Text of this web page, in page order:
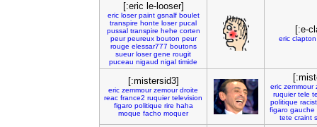
[:eric le-looser]
eric loser paint gsnalf boulet
transpire honte loser pucal
pussal transpire hehe corten
peur peureux bouton peur
rouge elessar777 boutons
sueur loser gene rougit
puceau nigaud nigal timide
[:e-
eric clapton
[:mistersid3]
eric zemmour zemour droite
reac france2 ruquier television
figaro politique rire haha
moque facho moquer
eric zemmour
ruquier tele
politique
figaro gauche
tete craint